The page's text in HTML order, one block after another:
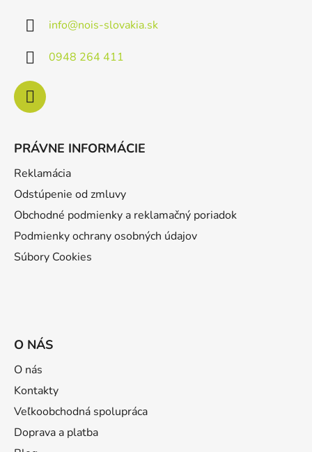
info@nois-slovakia.sk
0948 264 411
PRÁVNE INFORMÁCIE
Reklamácia
Odstúpenie od zmluvy
Obchodné podmienky a reklamačný poriadok
Podmienky ochrany osobných údajov
Súbory Cookies
O NÁS
O nás
Kontakty
Veľkoobchodná spolupráca
Doprava a platba